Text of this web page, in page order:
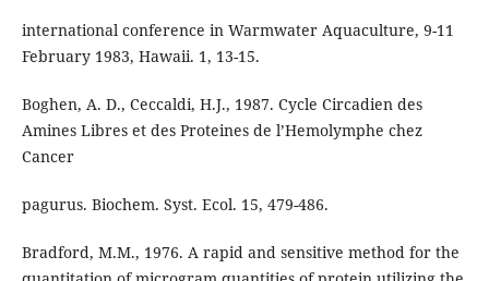
international conference in Warmwater Aquaculture, 9-11
February 1983, Hawaii. 1, 13-15.
Boghen, A. D., Ceccaldi, H.J., 1987. Cycle Circadien des
Amines Libres et des Proteines de l’Hemolymphe chez
Cancer
pagurus. Biochem. Syst. Ecol. 15, 479-486.
Bradford, M.M., 1976. A rapid and sensitive method for the